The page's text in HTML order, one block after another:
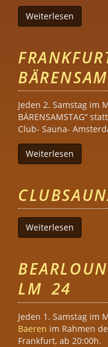
Weiterlesen
Jeden 2. Samstag im
BÄRENSAMSTAG“
Club- Sauna-
Weiterlesen
Weiterlesen
LM 24
Jeden 1. Samstag im
Baeren im Rahmen
Frankfurt, ab 20:00h.